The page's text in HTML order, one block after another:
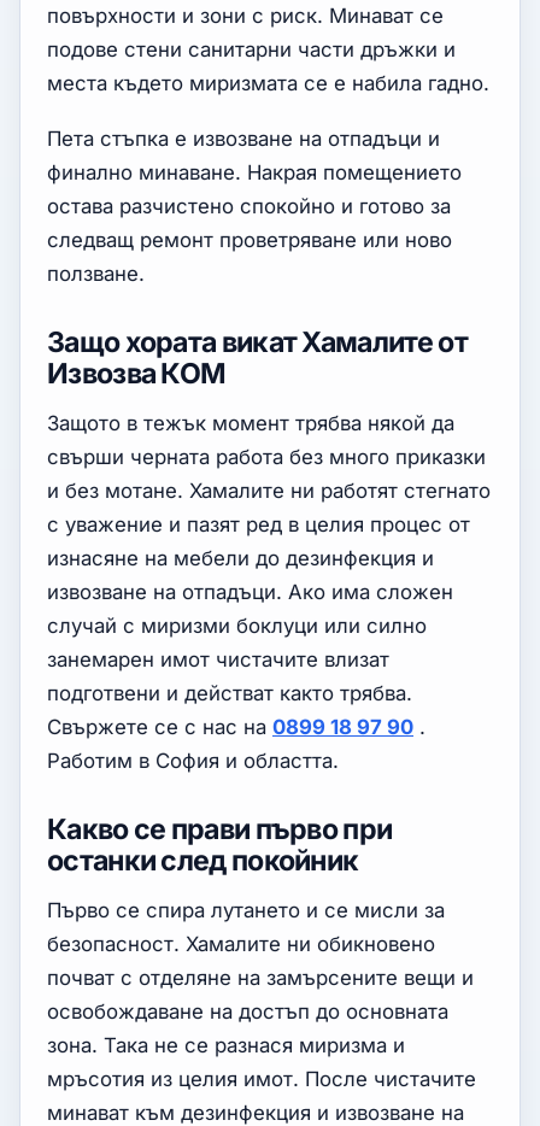
повърхности и зони с риск. Минават се
подове стени санитарни части дръжки и
места където миризмата се е набила гадно.
Пета стъпка е извозване на отпадъци и
финално минаване. Накрая помещението
остава разчистено спокойно и готово за
следващ ремонт проветряване или ново
ползване.
Защо хората викат Хамалите от
Извозва КОМ
Защото в тежък момент трябва някой да
свърши черната работа без много приказки
и без мотане. Хамалите ни работят стегнато
с уважение и пазят ред в целия процес от
изнасяне на мебели до дезинфекция и
извозване на отпадъци. Ако има сложен
случай с миризми боклуци или силно
занемарен имот чистачите влизат
подготвени и действат както трябва.
Свържете се с нас на 0899 18 97 90 .
Работим в София и областта.
Какво се прави първо при
останки след покойник
Първо се спира лутането и се мисли за
безопасност. Хамалите ни обикновено
почват с отделяне на замърсените вещи и
освобождаване на достъп до основната
зона. Така не се разнася миризма и
мръсотия из целия имот. После чистачите
минават към дезинфекция и извозване на